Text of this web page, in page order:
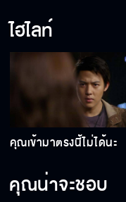
ไฮไลท์
คุณเข้ามาตรงนี้ไม่ได้นะ
คุณน่าจะชอบ